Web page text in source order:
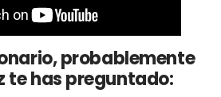
probablemente
te has preguntado: